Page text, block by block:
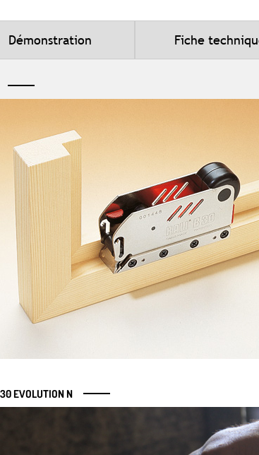
Démonstration Fiche
EVOLUTION N